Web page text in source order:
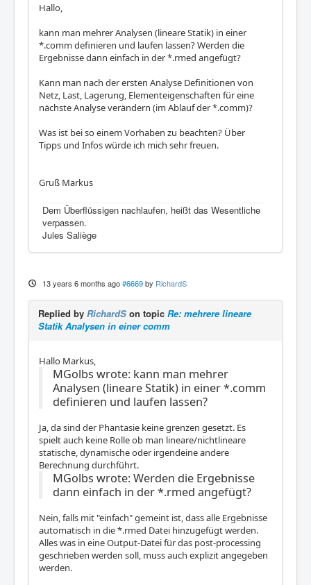
Hallo,
kann man mehrer Analysen (lineare Statik) in einer
*.comm definieren und laufen lassen? Werden die
Ergebnisse dann einfach in der *.rmed angefügt?
Kann man nach der ersten Analyse Definitionen von
Netz, Last, Lagerung, Elementeigenschaften für eine
nächste Analyse verändern (im Ablauf der *.comm)?
Was ist bei so einem Vorhaben zu beachten? Über
Tipps und Infos würde ich mich sehr freuen.
Gruß Markus
Dem Überflüssigen nachlaufen, heißt das Wesentliche
verpassen.
Jules Saliège
13 years 6 months ago #6669 by RichardS
Replied by RichardS on topic Re: mehrere lineare
Statik Analysen in einer comm
Hallo Markus,
MGolbs wrote: kann man mehrer
Analysen (lineare Statik) in einer *.comm
definieren und laufen lassen?
Ja, da sind der Phantasie keine grenzen gesetzt. Es
spielt auch keine Rolle ob man lineare/nichtlineare
statische, dynamische oder irgendeine andere
Berechnung durchführt.
MGolbs wrote: Werden die Ergebnisse
dann einfach in der *.rmed angefügt?
Nein, falls mit "einfach" gemeint ist, dass alle Ergebnisse
automatisch in die *.rmed Datei hinzugefügt werden.
Alles was in eine Output-Datei für das post-processing
geschrieben werden soll, muss auch explizit angegeben
werden.